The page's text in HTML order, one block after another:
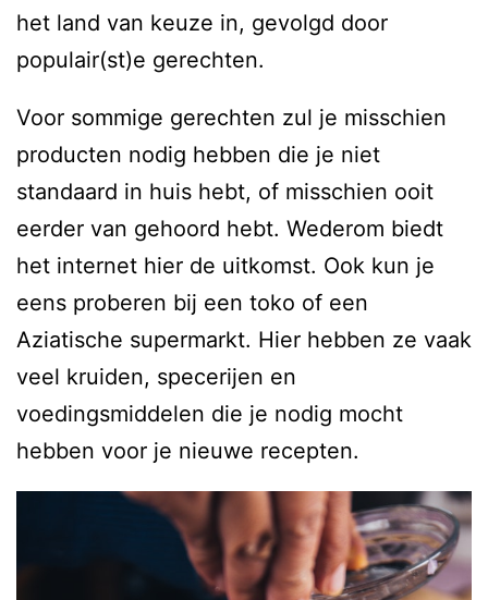
het land van keuze in, gevolgd door
populair(st)e gerechten.
Voor sommige gerechten zul je misschien
producten nodig hebben die je niet
standaard in huis hebt, of misschien ooit
eerder van gehoord hebt. Wederom biedt
het internet hier de uitkomst. Ook kun je
eens proberen bij een toko of een
Aziatische supermarkt. Hier hebben ze vaak
veel kruiden, specerijen en
voedingsmiddelen die je nodig mocht
hebben voor je nieuwe recepten.